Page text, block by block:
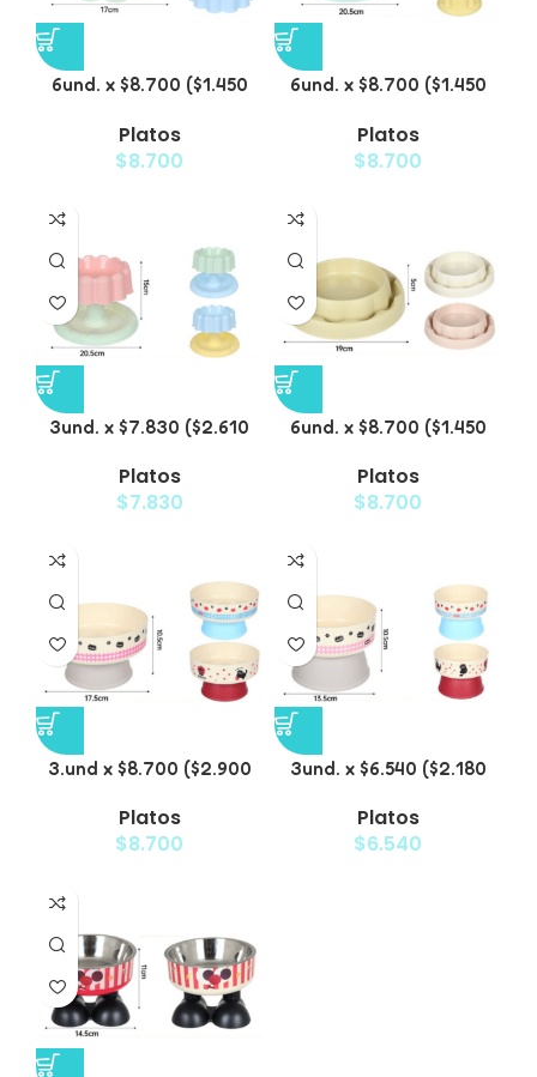
6und. x $8.700 ($1.450
Mascotas
Platos
$8.700
6und. x $8.700 ($1.450
Mascotas Diseño Floral
Platos
$8.700
3und. x $7.830 ($2.610
para Mascotas
Platos
$7.830
6und. x $8.700 ($1.450
Antiderrame para
Mascotas
Platos
$8.700
3.und x $8.700 ($2.900
para Mascotas
Platos
$8.700
3und. x $6.540 ($2.180
para Mascotas con
Diseño Decorativo
Platos
$6.540